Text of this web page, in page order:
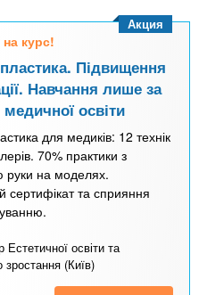
курс!
Підвищення
Навчання лише за
медичної освіти
для медиків: 12 технік
70% практики з
руки на моделях.
сертифікат та сприяння
освіти та
зростання (Київ)
Акция